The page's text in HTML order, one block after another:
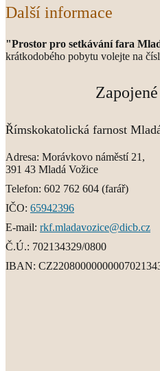
Další informace
"Prostor pro setkávání fara
krátkodobého pobytu volejte na
Římskokatolická farnost
Adresa: Morávkovo náměstí 21,
391 43 Mladá Vožice
Telefon: 602 762 604 (farář)
IČO: 65942396
E-mail: rkf.mladavozice@dicb.cz
Č.Ú.: 702134329/0800
IBAN: